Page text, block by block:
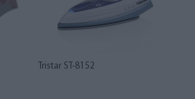
Tristar ST-8152